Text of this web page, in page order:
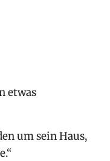
etwas
um sein Haus,